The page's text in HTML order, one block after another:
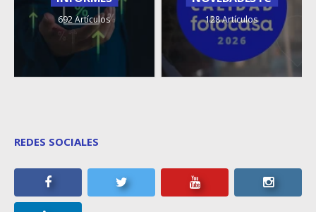
692 Artículos 128 Artículos
REDES SOCIALES